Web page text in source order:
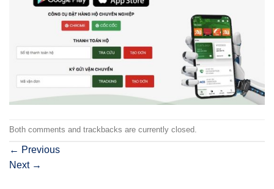
Both comments and trackbacks are currently closed.
← Previous
Next →